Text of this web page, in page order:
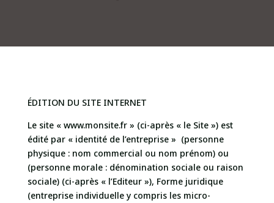
ÉDITION DU SITE INTERNET
Le site « www.monsite.fr » (ci-après « le Site ») est
édité par « identité de l’entreprise » (personne
physique : nom commercial ou nom prénom) ou
(personne morale : dénomination sociale ou raison
sociale) (ci-après « l’Editeur »), Forme juridique
(entreprise individuelle y compris les micro-